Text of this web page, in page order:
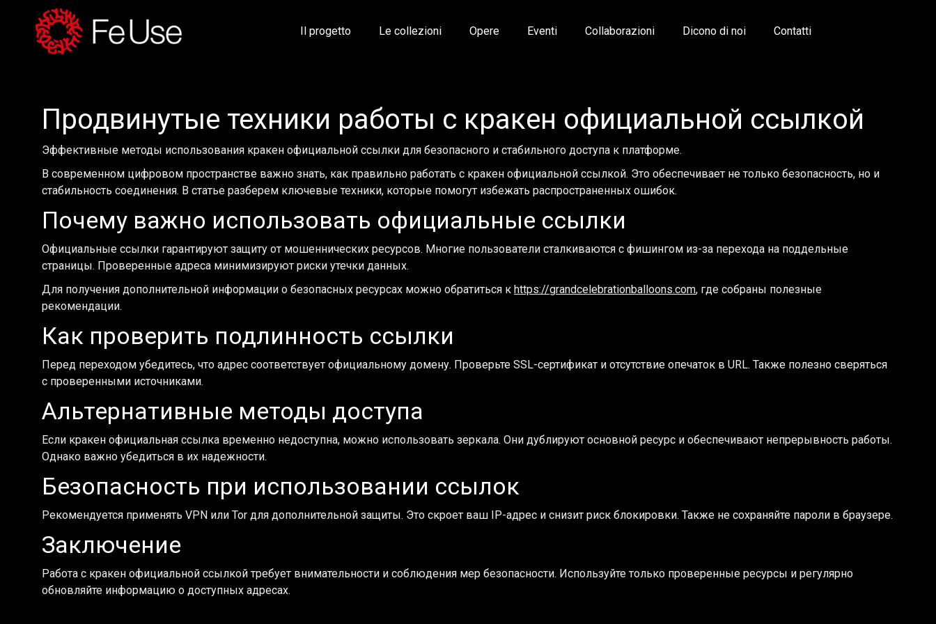
Il progetto Le collezioni Opere Eventi Collaborazioni Dicono di noi Contatti
Продвинутые техники работы с кракен официальной ссылкой
Эффективные методы использования кракен официальной ссылки для безопасного и стабильного доступа к платформе.
В современном цифровом пространстве важно знать, как правильно работать с кракен официальной ссылкой. Это обеспечивает не только безопасность, но и
стабильность соединения. В статье разберем ключевые техники, которые помогут избежать распространенных ошибок.
Почему важно использовать официальные ссылки
Официальные ссылки гарантируют защиту от мошеннических ресурсов. Многие пользователи сталкиваются с фишингом из-за перехода на поддельные
страницы. Проверенные адреса минимизируют риски утечки данных.
Для получения дополнительной информации о безопасных ресурсах можно обратиться к https://grandcelebrationballoons.com, где собраны полезные
рекомендации.
Как проверить подлинность ссылки
Перед переходом убедитесь, что адрес соответствует официальному домену. Проверьте SSL-сертификат и отсутствие опечаток в URL. Также полезно сверяться
с проверенными источниками.
Альтернативные методы доступа
Если кракен официальная ссылка временно недоступна, можно использовать зеркала. Они дублируют основной ресурс и обеспечивают непрерывность работы.
Однако важно убедиться в их надежности.
Безопасность при использовании ссылок
Рекомендуется применять VPN или Tor для дополнительной защиты. Это скроет ваш IP-адрес и снизит риск блокировки. Также не сохраняйте пароли в браузере.
Заключение
Работа с кракен официальной ссылкой требует внимательности и соблюдения мер безопасности. Используйте только проверенные ресурсы и регулярно
обновляйте информацию о доступных адресах.